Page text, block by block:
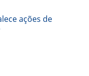
ações de